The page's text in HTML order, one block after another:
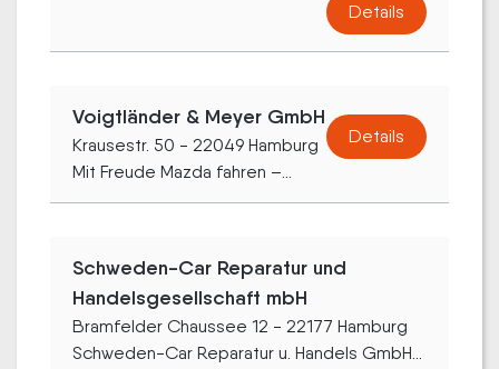
Details
Voigtländer & Meyer GmbH
Krausestr. 50 - 22049 Hamburg
Mit Freude Mazda fahren –...
Details
Schweden-Car Reparatur und
Handelsgesellschaft mbH
Bramfelder Chaussee 12 - 22177 Hamburg
Schweden-Car Reparatur u. Handels GmbH...